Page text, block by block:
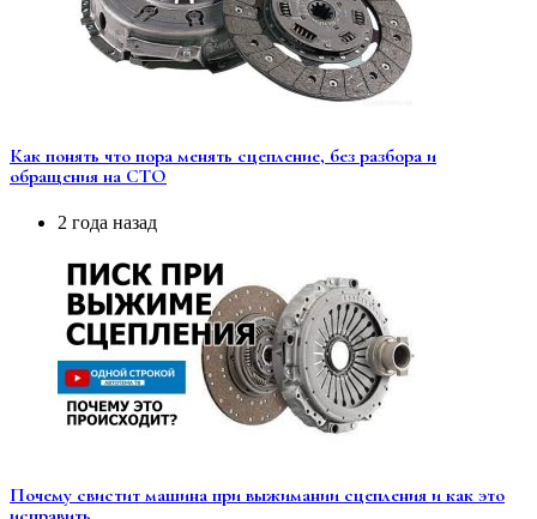
Как понять что пора менять сцепление, без разбора и
обращения на СТО
2 года назад
Почему свистит машина при выжимании сцепления и как это